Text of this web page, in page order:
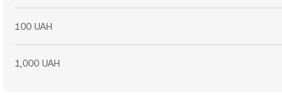
100 UAH
1,000 UAH